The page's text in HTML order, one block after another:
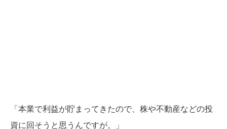
「本業で利益が貯まってきたので、株や不動産などの投
資に回そうと思うんですが。」